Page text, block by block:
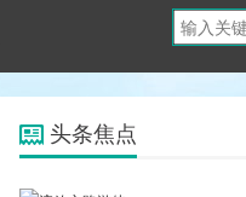
头条焦点